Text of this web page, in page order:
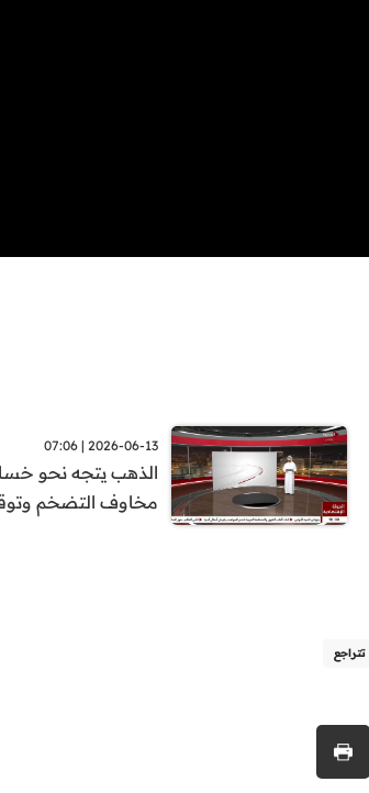
2026-06-13 | 07:06
الذهب يتجه نحو
مخاوف التضخم
تتراجع